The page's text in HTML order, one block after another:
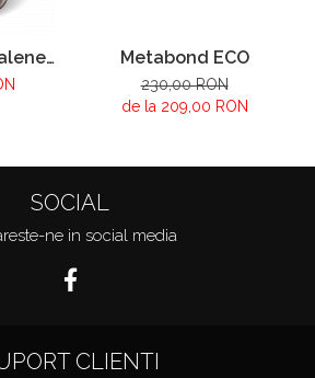
Metabond ECO
230,00 RON
de la 209,00 RON
SOCIAL
ne in social media
CLIENTI